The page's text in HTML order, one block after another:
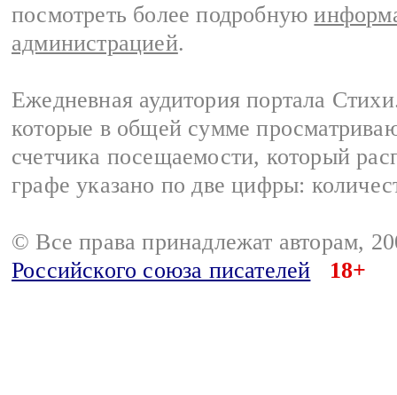
посмотреть более подробную
администрацией.
Ежедневная аудитория портала
которые в общей сумме
счетчика посещаемости, который
графе указано по две цифры:
© Все права принадлежат авторам,
Российского союза писателей
18+